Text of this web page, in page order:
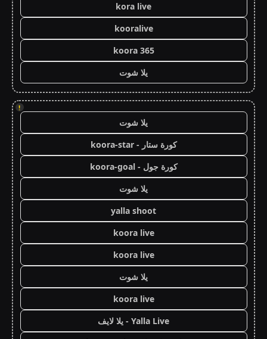
kora live
kooralive
koora 365
يلا شوت
!
يلا شوت
كورة ستار - koora-star
كورة جول - koora-goal
يلا شوت
yalla shoot
koora live
koora live
يلا شوت
koora live
Yalla Live - يلا لايف